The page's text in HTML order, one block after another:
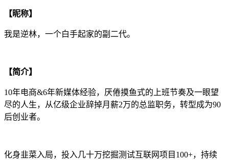
【昵称】
我是逆林，一个白手起家的副二代。
【简介】
10年电商&6年新媒体经验，厌倦摸鱼式的上班节奏及一眼望
尽的人生，从亿级企业辞掉月薪2万的总监职务，转型成为90
后创业者。
化身韭菜入局，投入几十万挖掘测试互联网项目100+，持续